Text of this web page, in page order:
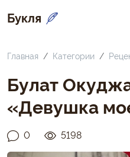
Букля
Главная Категории
Булат
«Девушка
0 5198